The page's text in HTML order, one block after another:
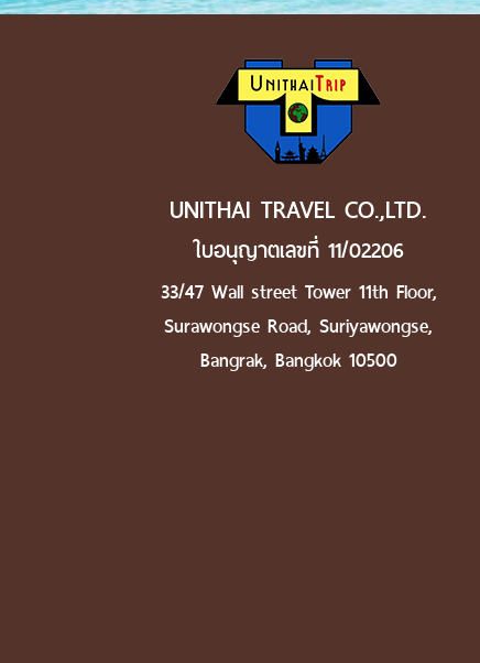
UNITHAI TRAVEL CO.,LTD.
ใบอนุญาตเลขที่ 11/02206
33/47 Wall street Tower 11th Floor,
Surawongse Road, Suriyawongse,
Bangrak, Bangkok 10500